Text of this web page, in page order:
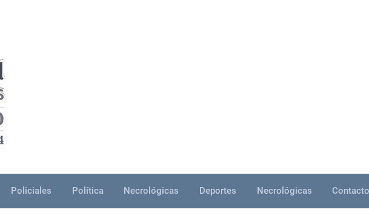
Policiales Política Necrológicas Deportes Necrológicas Contacto